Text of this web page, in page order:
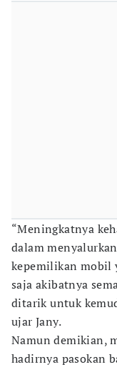
“Meningkatnya
dalam
kepemilikan mobil
saja akibatnya
ditarik untuk
ujar Jany.
Namun demikian,
hadirnya pasokan